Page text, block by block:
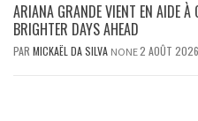
ARIANA GRANDE VIENT EN AIDE
BRIGHTER DAYS AHEAD
PAR MICKAËL DA SILVA NONE2 AOÛT 2026